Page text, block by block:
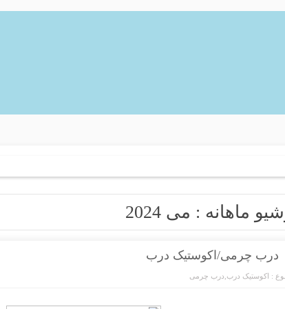
ماهانه : می 2024
درب چرمی/اکوستیک درب
: اکوستیک درب درب چرمی